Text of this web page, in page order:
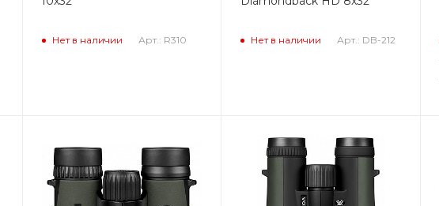
Нет в наличии Арт.: R310 Нет в наличии Арт.: DB-212